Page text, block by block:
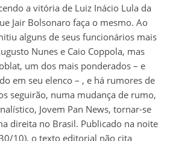
a vitória de Luiz Inácio Lula da
Jair Bolsonaro faça o mesmo. Ao
alguns de seus funcionários mais
Nunes e Caio Coppola, mas
um dos mais ponderados – e
em seu elenco – , e há rumores de
seguirão, numa mudança de rumo,
Jovem Pan News, tornar-se
direita no Brasil. Publicado na noite
10), o texto editorial não cita